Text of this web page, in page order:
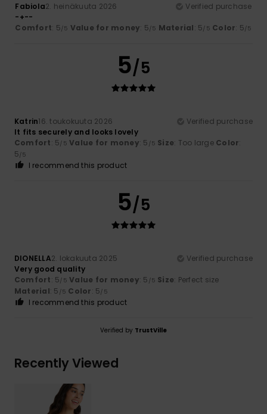
Fabiola2. heinäkuuta 2026
Verified purchase
-+--
Comfort: 5/5 Value for money: 5/5 Material: 5/5 Color: 5/5
5/5
Katrin16. toukokuuta 2026
Verified purchase
It fits securely and looks lovely
Comfort: 5/5 Value for money: 5 /5 Size: Too large Color:
5/5
I recommend this product
5/5
DIONELLA2. lokakuuta 2025
Verified purchase
Very good quality
Comfort: 5/5 Value for money: 5 /5 Size: Perfect size
Material: 5 /5 Color: 5/5
I recommend this product
Verified by TrustVille
Recently Viewed